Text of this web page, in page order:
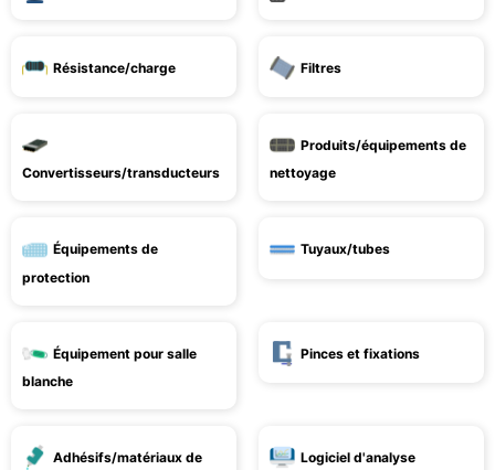
Résistance/charge Filtres
Convertisseurs/transducteurs
Produits/équipements de
nettoyage
Équipements de
protection
Tuyaux/tubes
Équipement pour salle
blanche
Pinces et fixations
Adhésifs/matériaux de
Logiciel d'analyse